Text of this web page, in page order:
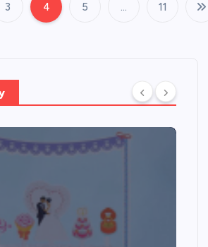
П
и
н
а
3 4 5 … 11